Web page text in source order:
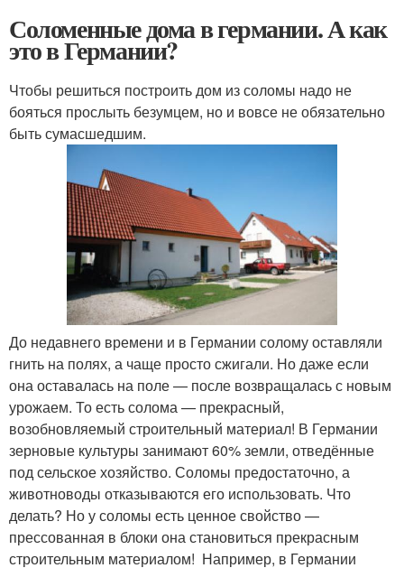
Соломенные дома в германии. А как
это в Германии?
Чтобы решиться построить дом из соломы надо не
бояться прослыть безумцем, но и вовсе не обязательно
быть сумасшедшим.
До недавнего времени и в Германии солому оставляли
гнить на полях, а чаще просто сжигали. Но даже если
она оставалась на поле — после возвращалась с новым
урожаем. То есть солома — прекрасный,
возобновляемый строительный материал! В Германии
зерновые культуры занимают 60% земли, отведённые
под сельское хозяйство. Соломы предостаточно, а
животноводы отказываются его использовать. Что
делать? Но у соломы есть ценное свойство —
прессованная в блоки она становиться прекрасным
строительным материалом! Например, в Германии